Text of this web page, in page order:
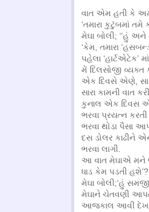
વાત એમ હતી કે
‘તમારા કુટુંબમાં તમે
મેઘા બોલી; ‘‘હું અને
‘કેમ, તમારા
પહેલા ‘હાર્ટએટેક’
મેં દિલસોજી વ્યક્ત
એક દિવસે એણે,
સારા કામની વાત
કુનાલ એક દિવસ
ભરવા પ્રયત્ન
ભરવા થોડા પૈસા
દસ ડોલર કાઢીને
ભરવા લાગી.
આ વાત મેઘાએ મને
ધાડ કેમ પડતી હશે’?
મેઘા બોલી;‘હું
મેઘાને ચેતવણી
આજકાલ આવી